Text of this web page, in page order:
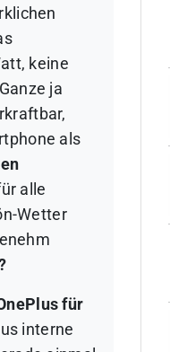
keine
ja
als
alle
Wetter
für
interne